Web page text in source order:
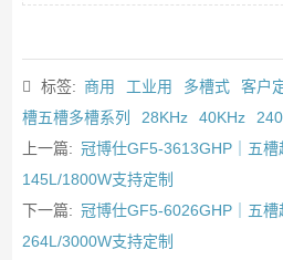
标签: 商用 工业用 多槽式 客户
槽五槽多槽系列
28KHz 40KHz
上一篇: 冠博仕GF5-3613GHP｜五槽
145L/1800W支持定制
下一篇: 冠博仕GF5-6026GHP｜五槽
264L/3000W支持定制